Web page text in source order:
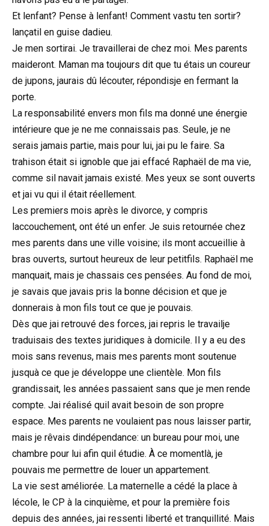
Et lenfant? Pense à lenfant! Comment vastu ten sortir?
lançatil en guise dadieu.
Je men sortirai. Je travaillerai de chez moi. Mes parents
maideront. Maman ma toujours dit que tu étais un coureur
de jupons, jaurais dû lécouter, répondisje en fermant la
porte.
La responsabilité envers mon fils ma donné une énergie
intérieure que je ne me connaissais pas. Seule, je ne
serais jamais partie, mais pour lui, jai pu le faire. Sa
trahison était si ignoble que jai effacé Raphaël de ma vie,
comme sil navait jamais existé. Mes yeux se sont ouverts
et jai vu qui il était réellement.
Les premiers mois après le divorce, y compris
laccouchement, ont été un enfer. Je suis retournée chez
mes parents dans une ville voisine; ils mont accueillie à
bras ouverts, surtout heureux de leur petitfils. Raphaël me
manquait, mais je chassais ces pensées. Au fond de moi,
je savais que javais pris la bonne décision et que je
donnerais à mon fils tout ce que je pouvais.
Dès que jai retrouvé des forces, jai repris le travailje
traduisais des textes juridiques à domicile. Il y a eu des
mois sans revenus, mais mes parents mont soutenue
jusquà ce que je développe une clientèle. Mon fils
grandissait, les années passaient sans que je men rende
compte. Jai réalisé quil avait besoin de son propre
espace. Mes parents ne voulaient pas nous laisser partir,
mais je rêvais dindépendance: un bureau pour moi, une
chambre pour lui afin quil étudie. À ce momentlà, je
pouvais me permettre de louer un appartement.
La vie sest améliorée. La maternelle a cédé la place à
lécole, le CP à la cinquième, et pour la première fois
depuis des années, jai ressenti liberté et tranquillité. Mais